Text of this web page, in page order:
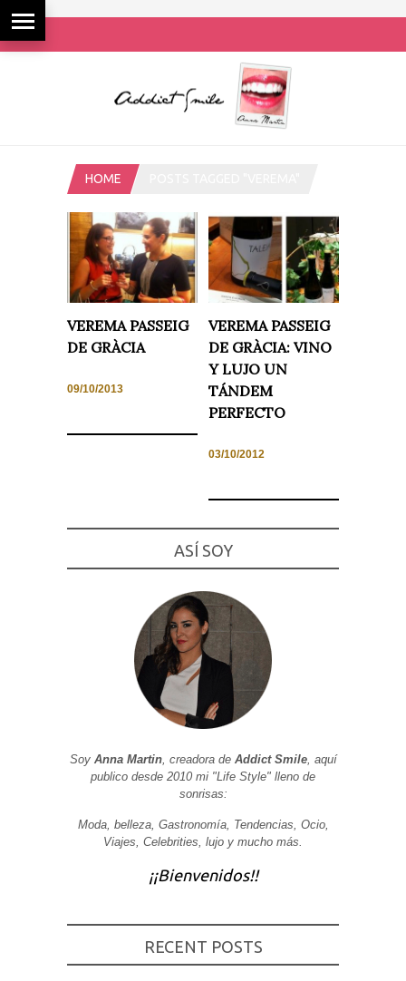
HOME
VEREMA PASSEIG
DE GRÀCIA
09/10/2013
VEREMA PASSEIG
DE GRÀCIA: VINO
Y LUJO UN
TÁNDEM
PERFECTO
03/10/2012
ASÍ SOY
Soy Anna Martin, creadora de Addict Smile, aquí
publico desde 2010 mi "Life Style" lleno de
sonrisas:
Moda, belleza, Gastronomía, Tendencias, Ocio,
Viajes, Celebrities, lujo y mucho más.
¡¡Bienvenidos!!
RECENT POSTS
Estadísticas
se usa la
rechaza estas
funcionalidades